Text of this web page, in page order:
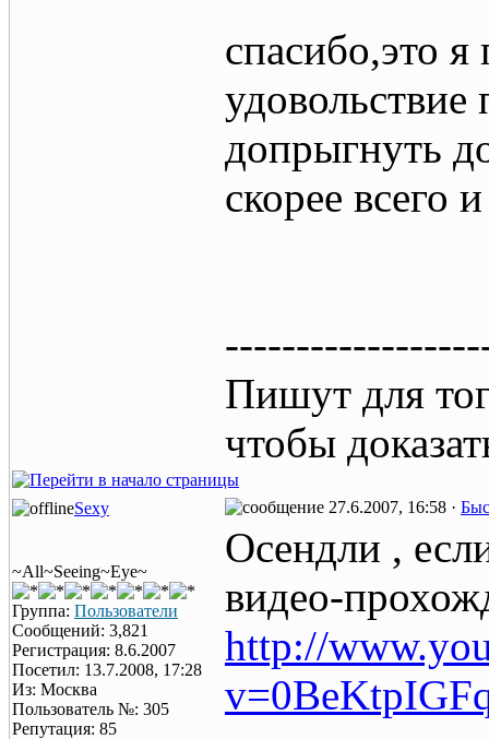
спасибо,это я
допрыгнуть
скорее всего
Пишут для
чтобы
Sexy 27.6.2007, 16:58 ·
~All~Seeing~Eye~
Группа: Пользователи
Сообщений: 3,821
Регистрация: 8.6.2007
Посетил: 13.7.2008, 17:28
Из: Москва
Пользователь №: 305
Репутация: 85
Осендли ,
видео-
http://